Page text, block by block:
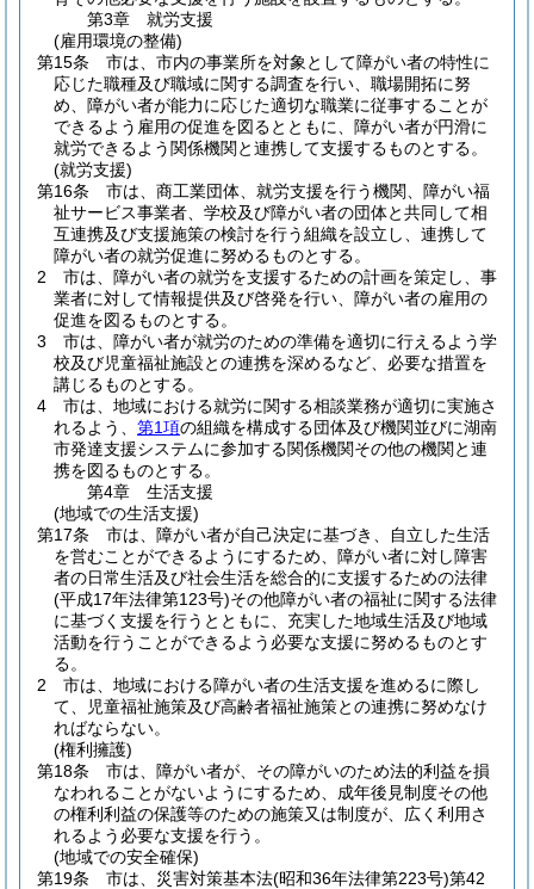
第3章
就労支援
(雇用環境の整備)
第15条
市は、市内の事業所を対象として障がい者の特性に
応じた職種及び職域に関する調査を行い、職場開拓に努
め、障がい者が能力に応じた適切な職業に従事することが
できるよう雇用の促進を図るとともに、障がい者が円滑に
就労できるよう関係機関と連携して支援するものとする。
(就労支援)
第16条
市は、商工業団体、就労支援を行う機関、障がい福
祉サービス事業者、学校及び障がい者の団体と共同して相
互連携及び支援施策の検討を行う組織を設立し、連携して
障がい者の就労促進に努めるものとする。
2
市は、障がい者の就労を支援するための計画を策定し、事
業者に対して情報提供及び啓発を行い、障がい者の雇用の
促進を図るものとする。
3
市は、障がい者が就労のための準備を適切に行えるよう学
校及び児童福祉施設との連携を深めるなど、必要な措置を
講じるものとする。
4
市は、地域における就労に関する相談業務が適切に実施さ
れるよう、 第1項の組織を構成する団体及び機関並びに湖南
市発達支援システムに参加する関係機関その他の機関と連
携を図るものとする。
第4章
生活支援
(地域での生活支援)
第17条
市は、障がい者が自己決定に基づき、自立した生活
を営むことができるようにするため、障がい者に対し障害
者の日常生活及び社会生活を総合的に支援するための法律
(平成17年法律第123号)その他障がい者の福祉に関する法律
に基づく支援を行うとともに、充実した地域生活及び地域
活動を行うことができるよう必要な支援に努めるものとす
る。
2
市は、地域における障がい者の生活支援を進めるに際し
て、児童福祉施策及び高齢者福祉施策との連携に努めなけ
ればならない。
(権利擁護)
第18条
市は、障がい者が、その障がいのため法的利益を損
なわれることがないようにするため、成年後見制度その他
の権利利益の保護等のための施策又は制度が、広く利用さ
れるよう必要な支援を行う。
(地域での安全確保)
第19条
市は、災害対策基本法(昭和36年法律第223号)第42